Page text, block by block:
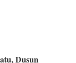
Dusun